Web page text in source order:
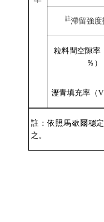
註滯留強度
粒料間空隙率
％）
瀝青填充率（
註：依照馬歇爾穩
之。